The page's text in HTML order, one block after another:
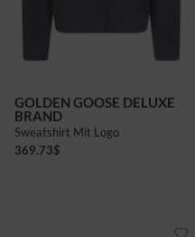
GOLDEN GOOSE DELUXE
BRAND
Sweatshirt Mit Logo
369.73$